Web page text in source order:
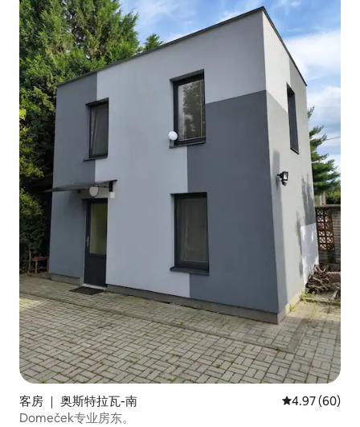
客房 ｜ 奥斯特拉瓦-南 平均评分 4.97
4.97 (60)
Domeček专业房东。